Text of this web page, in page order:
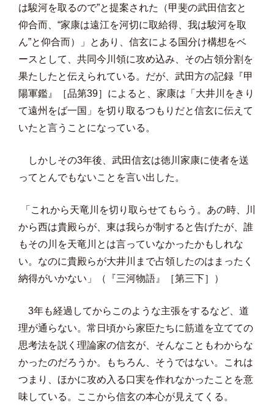
は駿河を取るので”と提案された（甲斐の武田信玄と
仰合而、“家康は遠江を河切に取給得、我は駿河を取
ん”と仰合而）」とあり、信玄による国分け構想をベ
ースとして、共同今川領に攻め込み、その占領分割を
果たしたと伝えられている。だが、武田方の記録『甲
陽軍鑑』［品第39］によると、家康は「大井川をきり
て遠州をば一国」を切り取るつもりだと信玄に伝えて
いたと言うことになっている。
しかしその3年後、武田信玄は徳川家康に使者を送
ってとんでもないことを言い出した。
「これから天竜川を切り取らせてもらう。あの時、川
から西は貴殿らが、東は我らが制すると告げたが、誰
もその川を天竜川とは言っていなかったかもしれな
い。なのに貴殿らが大井川まで占領したのはまったく
納得がいかない」（『三河物語』［第三下］）
3年も経過してからこのような主張をするなど、道
理が通らない。常日頃から家臣たちに筋道を立てての
思考法を説く理論家の信玄が、そんなこともわからな
かったのだろうか。もちろん、そうではない。これは
つまり、ほかに攻め入る口実を作れなかったことを意
味している。ここから信玄の本心が見えてくる。